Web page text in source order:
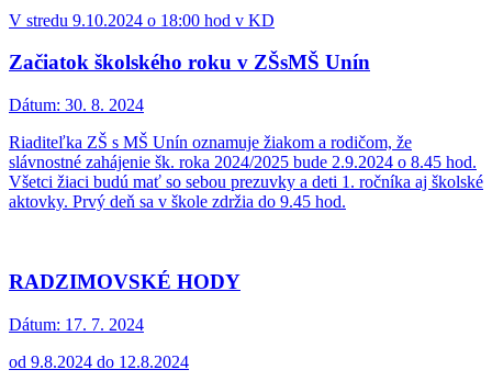
V stredu 9.10.2024 o 18:00 hod v KD
Začiatok školského roku v ZŠsMŠ Unín
Dátum: 30. 8. 2024
Riaditeľka ZŠ s MŠ Unín oznamuje žiakom a rodičom, že
slávnostné zahájenie šk. roka 2024/2025 bude 2.9.2024 o 8.45 hod.
Všetci žiaci budú mať so sebou prezuvky a deti 1. ročníka aj školské
aktovky. Prvý deň sa v škole zdržia do 9.45 hod.
RADZIMOVSKÉ HODY
Dátum: 17. 7. 2024
od 9.8.2024 do 12.8.2024